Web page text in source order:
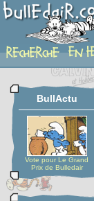
auteur
BullActu
Vote pour Le Grand
Prix de Bulledair